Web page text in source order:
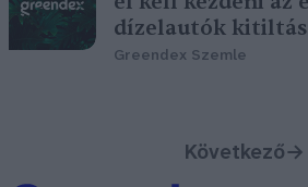
dízelautók
Greendex Szemle
Következő→